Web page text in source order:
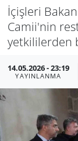
İçişleri
Camii'nin
yetkililerden
14.05.2026 - 23:19
YAYINLANMA